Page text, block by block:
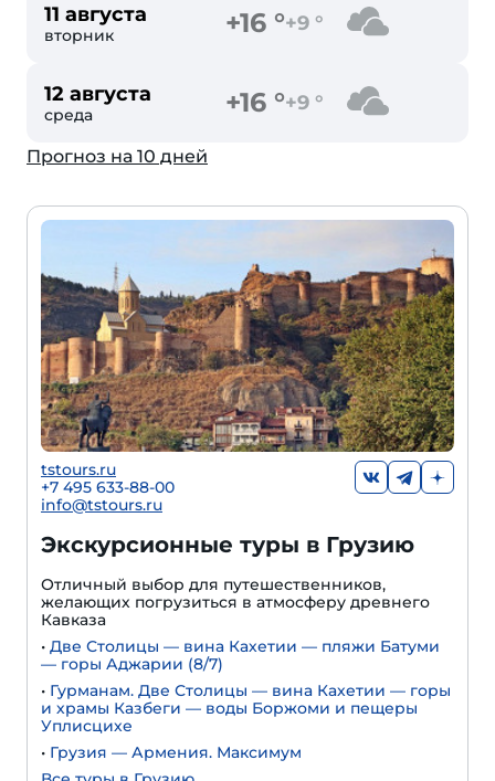
11 августа
вторник +16 °+9 °
12 августа
среда +16 °+9 °
Прогноз на 10 дней
tstours.ru
+7 495 633-88-00
info@tstours.ru
Экскурсионные туры в Грузию
Отличный выбор для путешественников,
желающих погрузиться в атмосферу древнего
Кавказа
• Две Столицы — вина Кахетии — пляжи Батуми
— горы Аджарии (8/7)
• Гурманам. Две Столицы — вина Кахетии — горы
и храмы Казбеги — воды Боржоми и пещеры
Уплисцихе
• Грузия — Армения. Максимум